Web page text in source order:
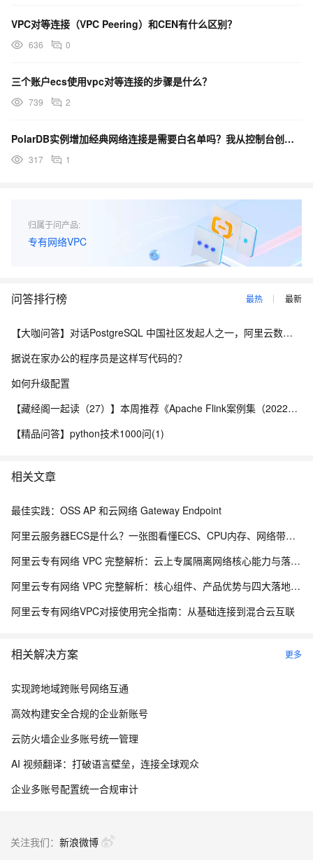
VPC对等连接（VPC Peering）和CEN有什么区别？
636 0
三个账户ecs使用vpc对等连接的步骤是什么？
739 2
PolarDB实例增加经典网络连接是需要白名单吗？我从控制台创建的只能配置一个vpc的地址
317 1
归属于问产品:
专有网络VPC
问答排行榜 最热 最新
【大咖问答】对话PostgreSQL 中国社区发起人之一，阿里云数据库高级专家 德哥
据说在家办公的程序员是这样写代码的？
如何升级配置
【藏经阁一起读（27）】本周推荐《Apache Flink案例集（2022版）》，你有哪些心得？
【精品问答】python技术1000问(1)
相关文章
最佳实践：OSS AP 和云网络 Gateway Endpoint
阿里云服务器ECS是什么？一张图看懂ECS、CPU内存、网络带宽及专有网络VPC全解析
阿里云专有网络 VPC 完整解析：云上专属隔离网络核心能力与落地方案
阿里云专有网络 VPC 完整解析：核心组件、产品优势与四大落地组网方案
阿里云专有网络VPC对接使用完全指南：从基础连接到混合云互联
相关解决方案 更多
实现跨地域跨账号网络互通
高效构建安全合规的企业新账号
云防火墙企业多账号统一管理
AI 视频翻译：打破语言壁垒，连接全球观众
企业多账号配置统一合规审计
关注我们： 新浪微博